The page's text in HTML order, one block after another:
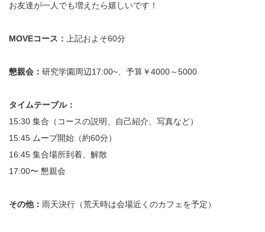
お友達が一人でも増えたら嬉しいです！
MOVEコース： 上記およそ60分
懇親会： 研究学園周辺17:00~、予算￥4000～5000
タイムテーブル：
15:30 集合（コースの説明、自己紹介、写真など）
15:45 ムーブ開始（約60分）
16:45 集合場所到着、解散
17:00〜 懇親会
その他： 雨天決行（荒天時は会場近くのカフェを予定）